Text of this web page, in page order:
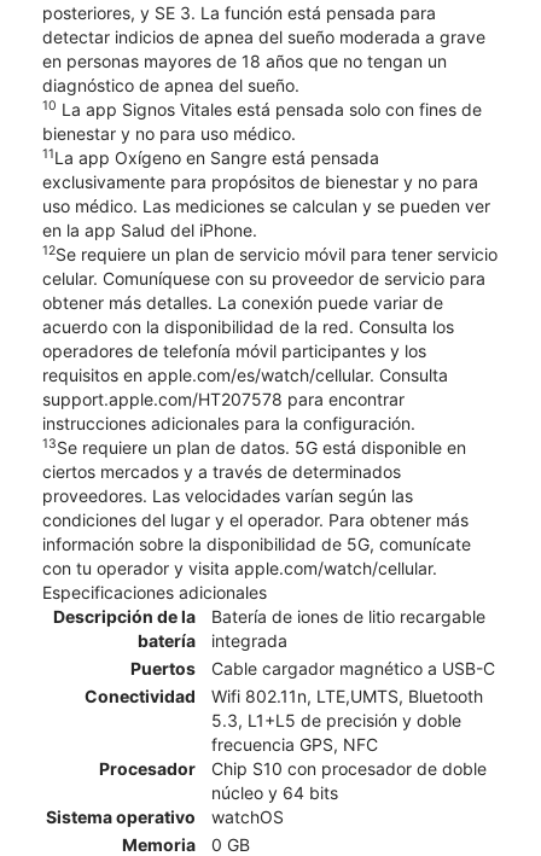
posteriores, y SE 3. La función está pensada para
detectar indicios de apnea del sueño moderada a grave
en personas mayores de 18 años que no tengan un
diagnóstico de apnea del sueño.
10 La app Signos Vitales está pensada solo con fines de
bienestar y no para uso médico.
11La app Oxígeno en Sangre está pensada
exclusivamente para propósitos de bienestar y no para
uso médico. Las mediciones se calculan y se pueden ver
en la app Salud del iPhone.
12Se requiere un plan de servicio móvil para tener servicio
celular. Comuníquese con su proveedor de servicio para
obtener más detalles. La conexión puede variar de
acuerdo con la disponibilidad de la red. Consulta los
operadores de telefonía móvil participantes y los
requisitos en apple.com/es/watch/cellular. Consulta
support.apple.com/HT207578 para encontrar
instrucciones adicionales para la configuración.
13Se requiere un plan de datos. 5G está disponible en
ciertos mercados y a través de determinados
proveedores. Las velocidades varían según las
condiciones del lugar y el operador. Para obtener más
información sobre la disponibilidad de 5G, comunícate
con tu operador y visita apple.com/watch/cellular.
Especificaciones adicionales
Descripción de la
batería
Batería de iones de litio recargable
integrada
Puertos
Cable cargador magnético a USB-C
Conectividad
Wifi 802.11n, LTE,UMTS, Bluetooth
5.3, L1+L5 de precisión y doble
frecuencia GPS, NFC
Procesador
Chip S10 con procesador de doble
núcleo y 64 bits
Sistema operativo
watchOS
Memoria
0 GB